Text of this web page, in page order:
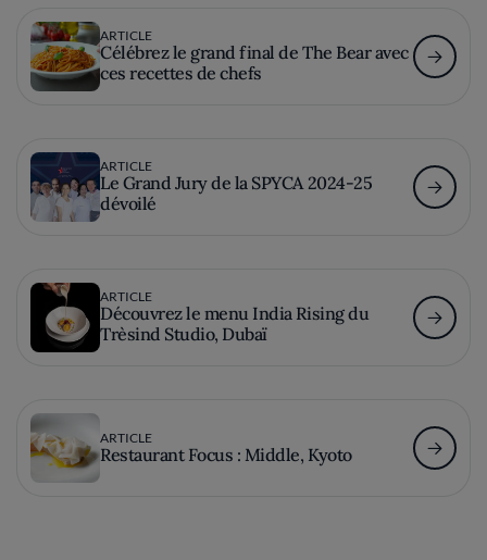
ARTICLE
Célébrez le grand final de The Bear avec
ces recettes de chefs
ARTICLE
Le Grand Jury de la SPYCA 2024-25
dévoilé
ARTICLE
Découvrez le menu India Rising du
Trèsind Studio, Dubaï
ARTICLE
Restaurant Focus : Middle, Kyoto